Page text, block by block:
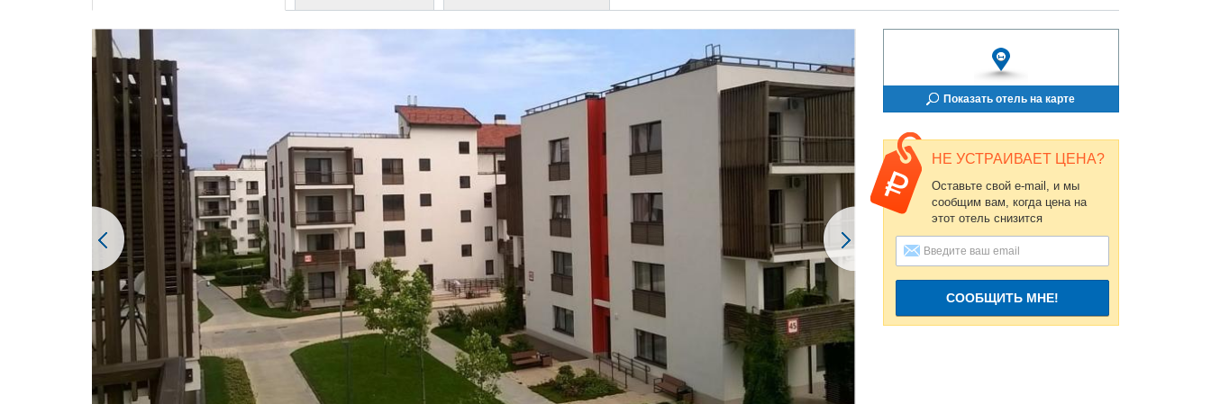
Показать отель на карте
НЕ УСТРАИВАЕТ ЦЕНА?
Оставьте свой e-mail, и мы
сообщим вам, когда цена на
этот отель снизится
СООБЩИТЬ МНЕ!